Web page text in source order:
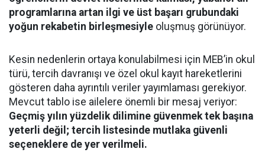
programlarına artan ilgi ve üst başarı grubundaki
yoğun rekabetin birleşmesiyle oluşmuş görünüyor.
Kesin nedenlerin ortaya konulabilmesi için MEB’in okul
türü, tercih davranışı ve özel okul kayıt hareketlerini
gösteren daha ayrıntılı veriler yayımlaması gerekiyor.
Mevcut tablo ise ailelere önemli bir mesaj veriyor:
Geçmiş yılın yüzdelik dilimine güvenmek tek başına
yeterli değil; tercih listesinde mutlaka güvenli
seçeneklere de yer verilmeli.